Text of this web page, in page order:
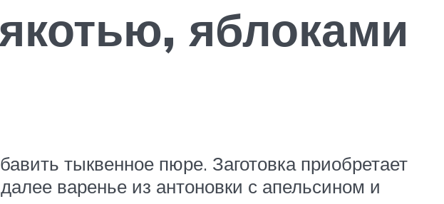
яблоками
тыквенное пюре. Заготовка приобретает
варенье из антоновки с апельсином и